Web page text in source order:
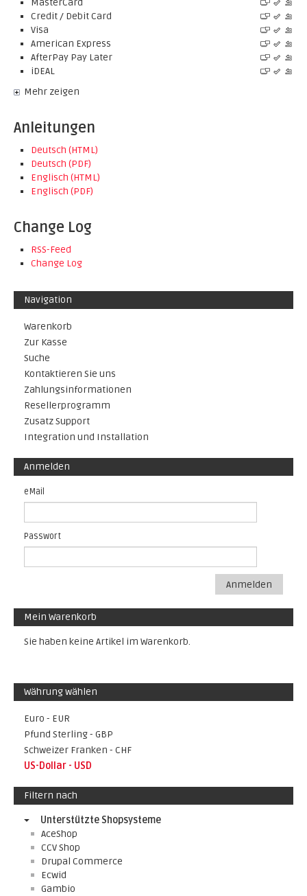
MasterCard
Credit / Debit Card
Visa
American Express
AfterPay Pay Later
iDEAL
Mehr zeigen
Anleitungen
Deutsch (HTML)
Deutsch (PDF)
Englisch (HTML)
Englisch (PDF)
Change Log
RSS-Feed
Change Log
Navigation
Warenkorb
Zur Kasse
Suche
Kontaktieren Sie uns
Zahlungsinformationen
Resellerprogramm
Zusatz Support
Integration und Installation
Anmelden
eMail
Passwort
Anmelden
Mein Warenkorb
Sie haben keine Artikel im Warenkorb.
Währung wählen
Euro - EUR
Pfund Sterling - GBP
Schweizer Franken - CHF
US-Dollar - USD
Filtern nach
Unterstützte Shopsysteme
AceShop
CCV Shop
Drupal Commerce
Ecwid
Gambio